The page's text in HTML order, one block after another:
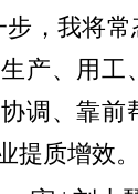
，我将常
产、用工
调、靠前
提质增效。